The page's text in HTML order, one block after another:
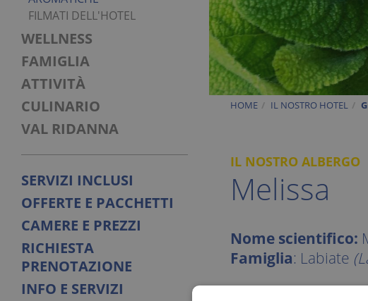
FILMATI DELL'HOTEL
WELLNESS
FAMIGLIA
ATTIVITÀ
CULINARIO
VAL RIDANNA
SERVIZI INCLUSI
OFFERTE E PACCHETTI
CAMERE E PREZZI
RICHIESTA
PRENOTAZIONE
INFO E SERVIZI
HOME IL NOSTRO HOTEL
IL NOSTRO ALBERGO
Melissa
Nome scientifico:
Famiglia: Labiate
La melissa vera, nota